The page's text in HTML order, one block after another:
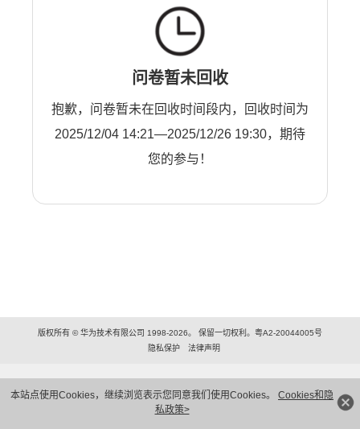
本站点使用Cookies，继续浏览表示您同意我们使用Cookies。 Cookies和隐
私政策>
问卷暂未回收
抱歉，问卷暂未在回收时间段内，回收时间为
2025/12/04 14:21—2025/12/26 19:30，期待
您的参与！
版权所有 © 华为技术有限公司 1998-2026。 保留一切权利。粤A2-20044005号
隐私保护
法律声明